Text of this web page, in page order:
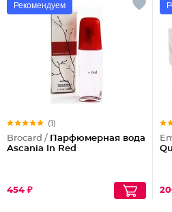
Рекомендуем
(1)
Brocard / Парфюмерная вода
Ascania In Red
454 ₽